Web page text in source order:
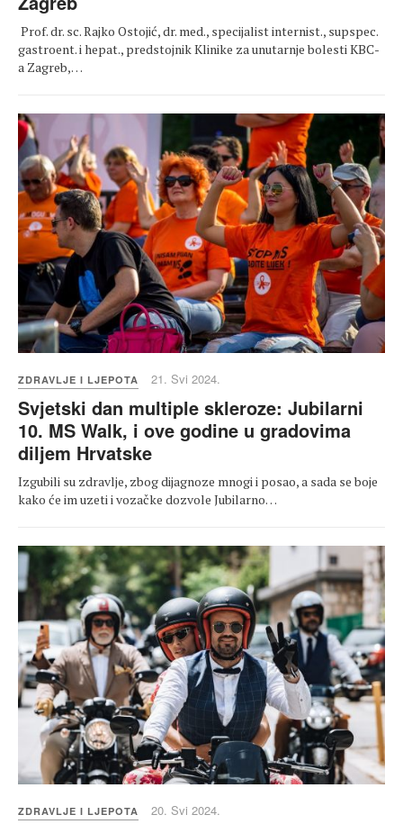
Prof. dr. sc. Rajko Ostojić, dr. med., specijalist internist., supspec.
gastroent. i hepat., predstojnik Klinike za unutarnje bolesti KBC-
a Zagreb,…
ZDRAVLJE I LJEPOTA 21. Svi 2024.
Svjetski dan multiple skleroze: Jubilarni
10. MS Walk, i ove godine u gradovima
diljem Hrvatske
Izgubili su zdravlje, zbog dijagnoze mnogi i posao, a sada se boje
kako će im uzeti i vozačke dozvole Jubilarno…
ZDRAVLJE I LJEPOTA 20. Svi 2024.